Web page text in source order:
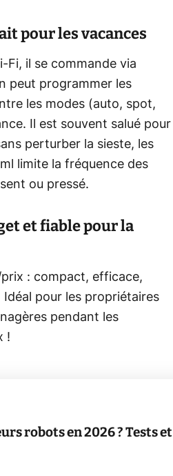
pour les vacances
il se commande via
peut programmer les
les modes (auto, spot,
Il est souvent salué pour
perturber la sieste, les
limite la fréquence des
ou pressé.
et fiable pour la
: compact, efficace,
pour les propriétaires
pendant les
!
robots en 2026 ? Tests et